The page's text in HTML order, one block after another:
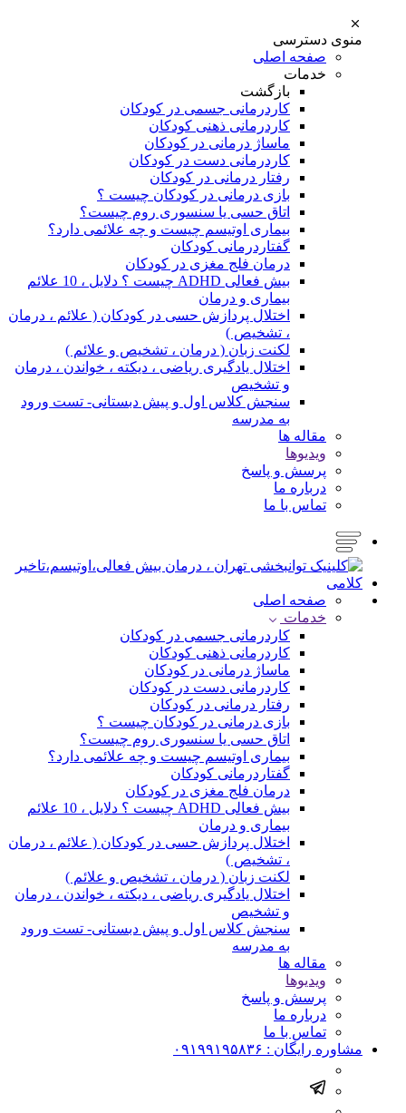
منوی دسترسی
صفحه اصلی
خدمات
بازگشت
کاردرمانی جسمی در کودکان
کاردرمانی ذهنی کودکان
ماساژ درمانی در کودکان
کاردرمانی دست در کودکان
رفتار درمانی در کودکان
بازی درمانی در کودکان چیست ؟
اتاق حسی یا سنسوری روم چیست؟
بیماری اوتیسم چیست و چه علائمی دارد؟
گفتاردرمانی کودکان
درمان فلج مغزی در کودکان
بیش فعالی ADHD چیست ؟ دلایل ، 10 علائم
بیماری و درمان
اختلال پردازش حسی در کودکان ( علائم ، درمان
، تشخیص )
لکنت زبان ( درمان ، تشخیص و علائم )
اختلال یادگیری ریاضی ، دیکته ، خواندن ، درمان
و تشخیص
سنجش کلاس اول و پیش دبستانی- تست ورود
به مدرسه
مقاله ها
ویدیوها
پرسش و پاسخ
درباره ما
تماس با ما
صفحه اصلی
خدمات
کاردرمانی جسمی در کودکان
کاردرمانی ذهنی کودکان
ماساژ درمانی در کودکان
کاردرمانی دست در کودکان
رفتار درمانی در کودکان
بازی درمانی در کودکان چیست ؟
اتاق حسی یا سنسوری روم چیست؟
بیماری اوتیسم چیست و چه علائمی دارد؟
گفتاردرمانی کودکان
درمان فلج مغزی در کودکان
بیش فعالی ADHD چیست ؟ دلایل ، 10 علائم
بیماری و درمان
اختلال پردازش حسی در کودکان ( علائم ، درمان
، تشخیص )
لکنت زبان ( درمان ، تشخیص و علائم )
اختلال یادگیری ریاضی ، دیکته ، خواندن ، درمان
و تشخیص
سنجش کلاس اول و پیش دبستانی- تست ورود
به مدرسه
مقاله ها
ویدیوها
پرسش و پاسخ
درباره ما
تماس با ما
مشاوره رایگان : ۰۹۱۹۹۱۹۵۸۳۶